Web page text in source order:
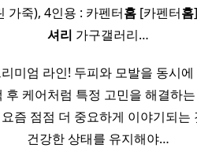
가죽), 4인용 : 카펜터홈[카펜터홈
셔리 가구갤러리…
미엄 라인! 두피와 모발을 동시
후 케어처럼 특정 고민을 해결하
즘 점점 더 중요하게 이야기되
건강한 상태를 유지해야…